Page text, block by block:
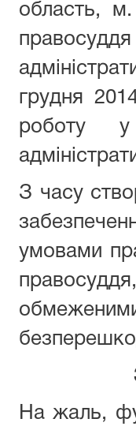
область,
грудня
роботу у
З часу
умовами
На жаль,